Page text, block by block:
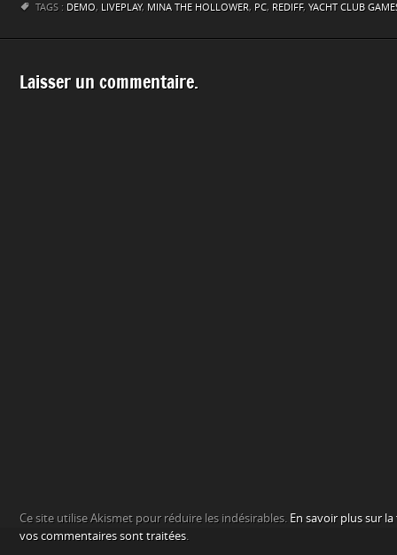
TAGS : DEMO, LIVEPLAY, MINA THE HOLLOWER, PC, REDIFF, YACHT CLUB
Laisser un commentaire.
Ce site utilise Akismet pour réduire les indésirables. En savoir plus sur
vos commentaires sont traitées.